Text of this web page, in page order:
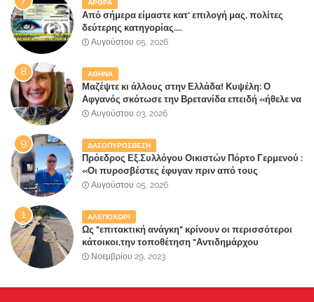
ΑΡΘΡΑ
Από σήμερα είμαστε κατ' επιλογή μας, πολίτες
δεύτερης κατηγορίας....
Αυγούστου 05, 2026
ΑΘΗΝΑ
Μαζέψτε κι άλλους στην Ελλάδα! Κυψέλη: Ο
Αφγανός σκότωσε την Βρετανίδα επειδή «ήθελε να
κάνει τη σύντροφό του χριστιανή»
Αυγούστου 03, 2026
ΔΑΣΟΠΥΡΟΣΒΕΣΗ
Πρόεδρος Εξ.Συλλόγου Οικιστών Πόρτο Γερμενού :
«Οι πυροσβέστες έφυγαν πριν από τους
κατοίκους»
Αυγούστου 05, 2026
ΑΛΕΠΟΧΩΡΙ
Ως "επιτακτική ανάγκη" κρίνουν οι περισσότεροι
κάτοικοι,την τοποθέτηση "Αντιδημάρχου
Παραλιακής Ζώνης" στο Δήμο Μάνδρας-Ειδυλλίας!
Νοεμβρίου 29, 2023